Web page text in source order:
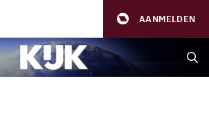
AANMELDEN